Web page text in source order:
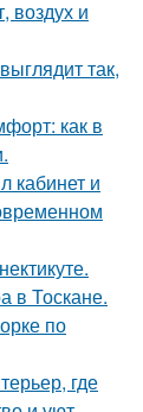
воздух и
так,
как в
кабинет и
в Тоскане.
по
где